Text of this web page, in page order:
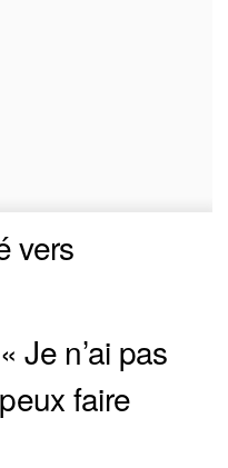
vers
Je n’ai pas
faire